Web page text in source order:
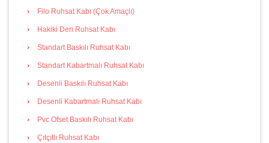
Filo Ruhsat Kabı (Çok Amaçlı)
Hakiki Deri Ruhsat Kabı
Standart Baskılı Ruhsat Kabı
Standart Kabartmalı Ruhsat Kabı
Desenli Baskılı Ruhsat Kabı
Desenli Kabartmalı Ruhsat Kabı
Pvc Ofset Baskılı Ruhsat Kabı
Çıtçıtlı Ruhsat Kabı